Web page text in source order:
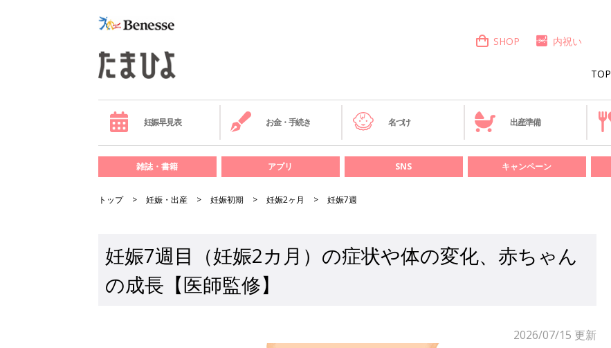
TOP
SHOP 内祝い
妊娠早見表 お金・手続き 名づけ 出産準備
雑誌・書籍 アプリ SNS キャンペーン
トップ 妊娠・出産 妊娠初期 妊娠2ヶ月 妊娠7週
妊娠7週目（妊娠2カ月）の症状や体の変化、赤ちゃん
の成長【医師監修】
2026/07/15 更新